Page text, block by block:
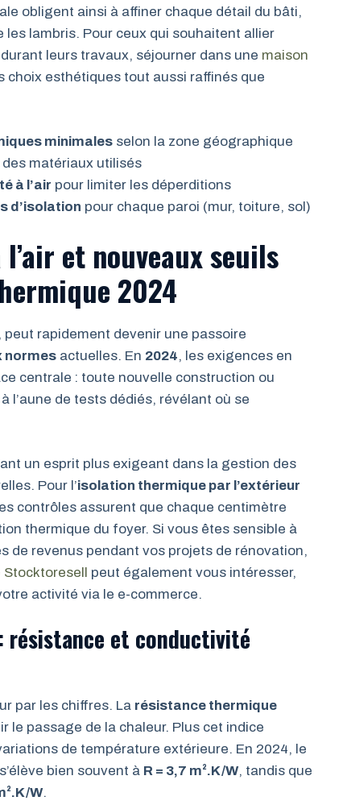
obligent ainsi à affiner chaque détail du bâti,
les lambris. Pour ceux qui souhaitent allier
leurs travaux, séjourner dans une maison
choix esthétiques tout aussi raffinés que
minimales selon la zone géographique
des matériaux utilisés
à l’air pour limiter les déperditions
d’isolation pour chaque paroi (mur, toiture, sol)
et nouveaux seuils
2024
rapidement devenir une passoire
normes actuelles. En 2024, les exigences en
centrale : toute nouvelle construction ou
l’aune de tests dédiés, révélant où se
un esprit plus exigeant dans la gestion des
Pour l’isolation thermique par l’extérieur
contrôles assurent que chaque centimètre
thermique du foyer. Si vous êtes sensible à
de revenus pendant vos projets de rénovation,
peut également vous intéresser,
activité via le e-commerce.
résistance et conductivité
par les chiffres. La résistance thermique
le passage de la chaleur. Plus cet indice
de température extérieure. En 2024, le
bien souvent à R = 3,7 m².K/W, tandis que
W.